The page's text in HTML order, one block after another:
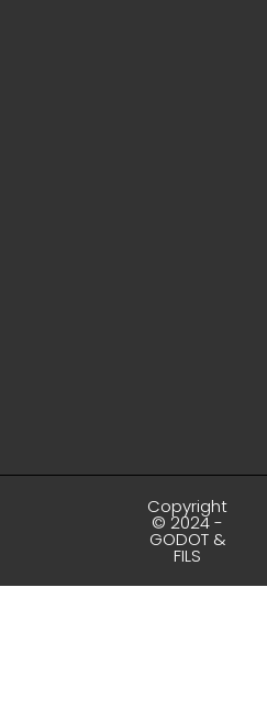
Copyright
© 2024 -
GODOT &
FILS